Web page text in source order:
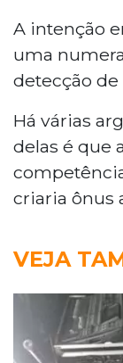
A intenção
uma
detecção de
Há várias
delas é que
criaria ônus
VEJA